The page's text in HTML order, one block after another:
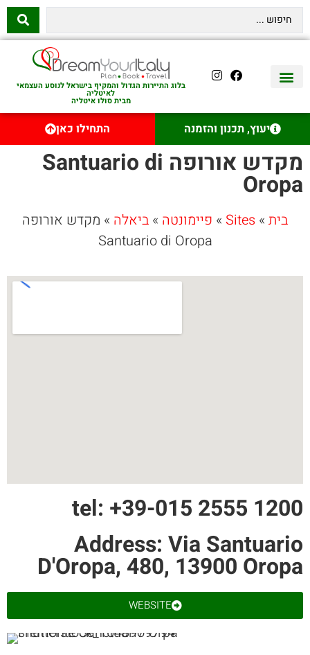
בלוג התיירות הגדול והמקיף בישראל לנוסע העצמאי
לאיטליה
מבית סולו איטליה
יעוץ, תכנון והזמנה התחילו כאן
מקדש אורופה Santuario di
Oropa
בית »
Sites
» פיימונטה » ביאלה » מקדש אורופה
Santuario di Oropa
tel: +39-015 2555 1200
Address: Via Santuario
D'Oropa, 480, 13900 Oropa
WEBSITE